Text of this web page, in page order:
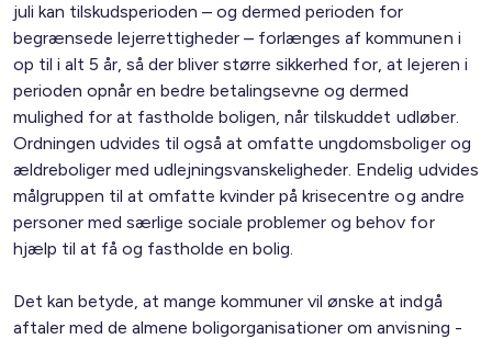
juli kan tilskudsperioden – og dermed perioden for
begrænsede lejerrettigheder – forlænges af kommunen i
op til i alt 5 år, så der bliver større sikkerhed for, at lejeren i
perioden opnår en bedre betalingsevne og dermed
mulighed for at fastholde boligen, når tilskuddet udløber.
Ordningen udvides til også at omfatte ungdomsboliger og
ældreboliger med udlejningsvanskeligheder. Endelig udvides
målgruppen til at omfatte kvinder på krisecentre og andre
personer med særlige sociale problemer og behov for
hjælp til at få og fastholde en bolig.
Det kan betyde, at mange kommuner vil ønske at indgå
aftaler med de almene boligorganisationer om anvisning -